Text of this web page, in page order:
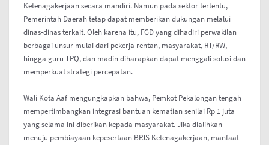
Ketenagakerjaan secara mandiri. Namun pada sektor tertentu,
Pemerintah Daerah tetap dapat memberikan dukungan melalui
dinas-dinas terkait. Oleh karena itu, FGD yang dihadiri perwakilan
berbagai unsur mulai dari pekerja rentan, masyarakat, RT/RW,
hingga guru TPQ, dan madin diharapkan dapat menggali solusi dan
memperkuat strategi percepatan.
Wali Kota Aaf mengungkapkan bahwa, Pemkot Pekalongan tengah
mempertimbangkan integrasi bantuan kematian senilai Rp 1 juta
yang selama ini diberikan kepada masyarakat. Jika dialihkan
menuju pembiayaan kepesertaan BPJS Ketenagakerjaan, manfaat